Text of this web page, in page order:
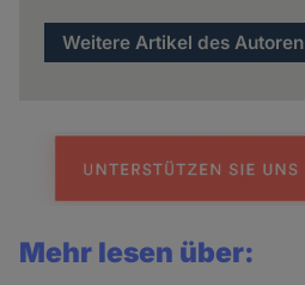
Weitere Artikel des Autoren
Mehr lesen über: